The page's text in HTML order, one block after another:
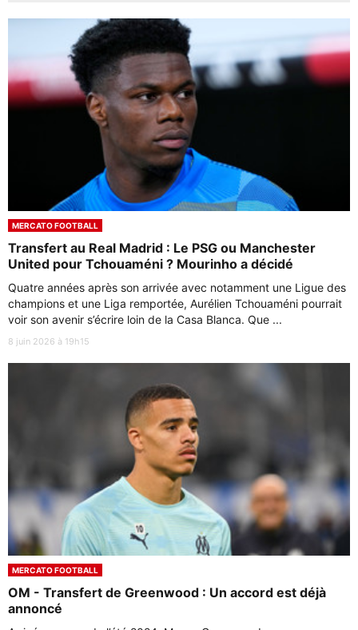
MERCATO FOOTBALL
Transfert au Real Madrid : Le PSG ou Manchester
United pour Tchouaméni ? Mourinho a décidé
Quatre années après son arrivée avec notamment une Ligue des
champions et une Liga remportée, Aurélien Tchouaméni pourrait
voir son avenir s’écrire loin de la Casa Blanca. Que ...
8 juin 2026 à 19h15
MERCATO FOOTBALL
OM - Transfert de Greenwood : Un accord est déjà
annoncé